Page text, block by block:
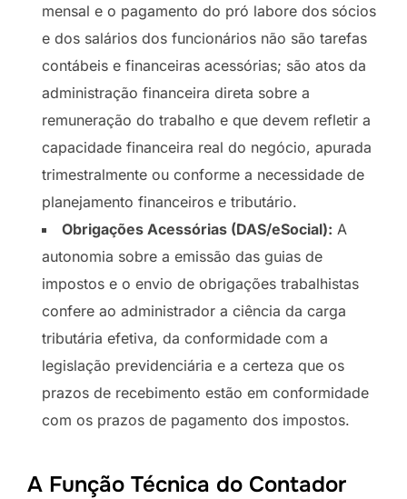
mensal e o pagamento do pró labore dos sócios
e dos salários dos funcionários não são tarefas
contábeis e financeiras acessórias; são atos da
administração financeira direta sobre a
remuneração do trabalho e que devem refletir a
capacidade financeira real do negócio, apurada
trimestralmente ou conforme a necessidade de
planejamento financeiros e tributário.
Obrigações Acessórias (DAS/eSocial): A
autonomia sobre a emissão das guias de
impostos e o envio de obrigações trabalhistas
confere ao administrador a ciência da carga
tributária efetiva, da conformidade com a
legislação previdenciária e a certeza que os
prazos de recebimento estão em conformidade
com os prazos de pagamento dos impostos.
A Função Técnica do Contador